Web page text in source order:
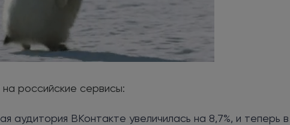
российские сервисы:
аудитория ВКонтакте увеличилась на 8,7%, и теперь